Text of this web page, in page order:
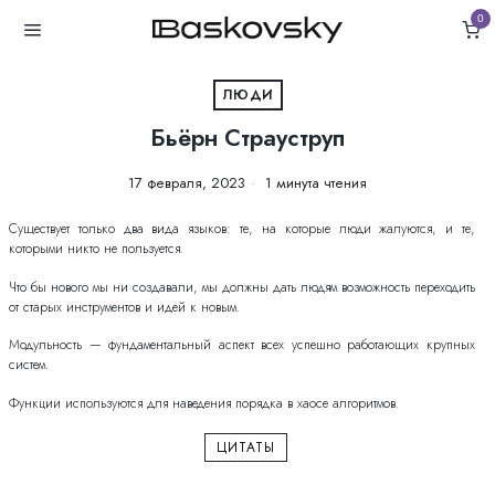
0
ЛЮДИ
Бьёрн Страуструп
17 февраля, 2023 1 минута чтения
Существует только два вида языков: те, на которые люди жалуются, и те,
которыми никто не пользуется.
Что бы нового мы ни создавали, мы должны дать людям возможность переходить
от старых инструментов и идей к новым.
Модульность — фундаментальный аспект всех успешно работающих крупных
систем.
Функции используются для наведения порядка в хаосе алгоритмов.
ЦИТАТЫ